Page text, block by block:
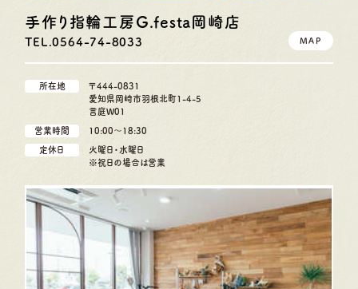
手作り指輪工房G.festa岡崎店
TEL.0564-74-8033 MAP
所在地
〒444-0831
愛知県岡崎市羽根北町1-4-5
言庭W01
営業時間 10:00〜18:30
定休日
火曜日・水曜日
※祝日の場合は営業